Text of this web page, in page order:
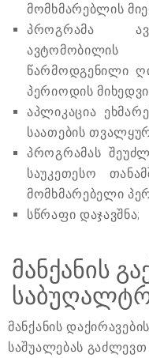
მომხმარებლის
პროგრამა
ავტომობილის
წარმოდგენილი
პერიოდის
აპლიკაცია
საათების
პროგრამას
საუკეთესო
მომხმარებელი
სწრაფი დაჯავშნა;
მანქანის
მანქანის
საშუალებას